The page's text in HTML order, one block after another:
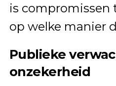
is compromissen
op welke manier
Publieke
onzekerheid